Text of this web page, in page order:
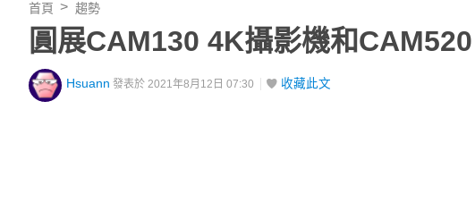
首頁 趨勢
圓展CAM130 4K攝影機和
Hsuann 發表於 2021年8月12日 07:30 收藏此文